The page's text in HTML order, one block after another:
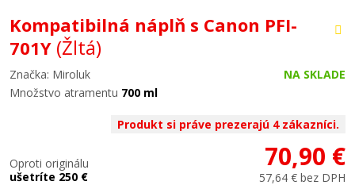
Kompatibilná náplň s Canon PFI-
701Y (Žltá)
Značka: Miroluk
NA SKLADE
Množstvo atramentu 700 ml
Produkt si práve prezerajú 4 zákazníci.
Oproti originálu
ušetríte 250 €
70,90 €
57,64 € bez DPH